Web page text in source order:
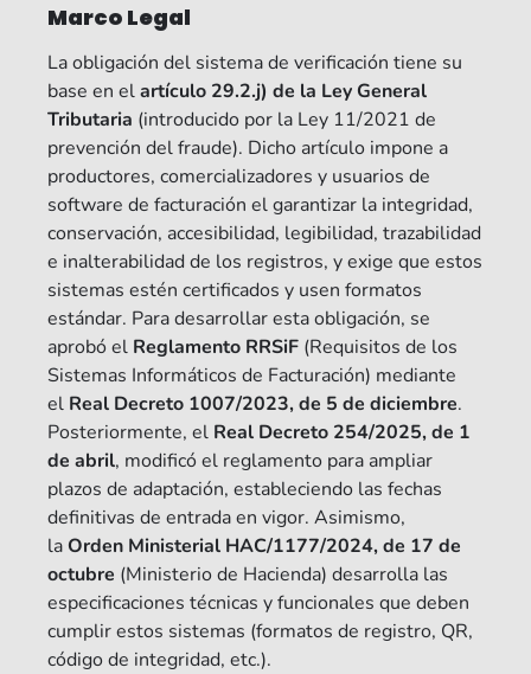
Marco Legal
La obligación del sistema de verificación tiene su
base en elartículo 29.2.j) de la Ley General
Tributaria (introducido por la Ley 11/2021 de
prevención del fraude). Dicho artículo impone a
productores, comercializadores y usuarios de
software de facturación el garantizar la integridad,
conservación, accesibilidad, legibilidad, trazabilidad
e inalterabilidad de los registros, y exige que estos
sistemas estén certificados y usen formatos
estándar. Para desarrollar esta obligación, se
aprobó el Reglamento RRSiF (Requisitos de los
Sistemas Informáticos de Facturación) mediante
el Real Decreto 1007/2023, de 5 de diciembre.
Posteriormente, el Real Decreto 254/2025, de 1
de abril, modificó el reglamento para ampliar
plazos de adaptación, estableciendo las fechas
definitivas de entrada en vigor. Asimismo,
la Orden Ministerial HAC/1177/2024, de 17 de
octubre (Ministerio de Hacienda) desarrolla las
especificaciones técnicas y funcionales que deben
cumplir estos sistemas (formatos de registro, QR,
código de integridad, etc.).